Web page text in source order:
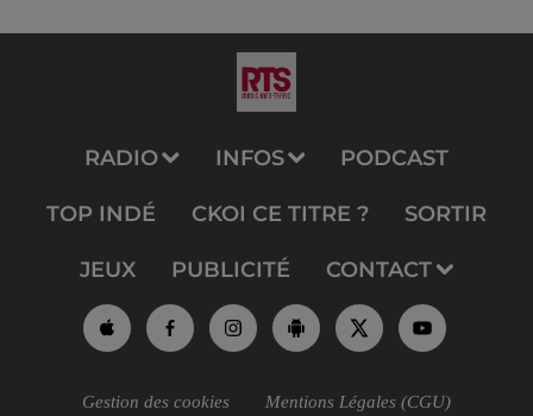
RADIO INFOS PODCAST
TOP INDÉ CKOI CE TITRE ? SORTIR
JEUX PUBLICITÉ CONTACT
Gestion des cookies Mentions Légales (CGU)